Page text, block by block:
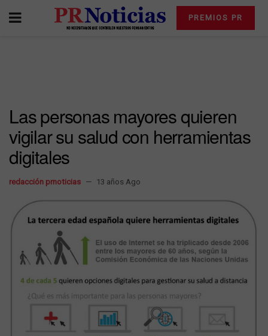
PREMIOS PR
Las personas mayores quieren
vigilar su salud con herramientas
digitales
redacción prnoticias 13 años Ago